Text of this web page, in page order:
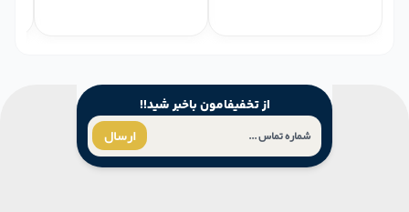
ارسال
از تخفیفامون باخبر شید!!